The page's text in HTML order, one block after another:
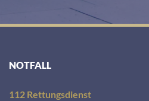
NOTFALL
112 Rettungsdienst